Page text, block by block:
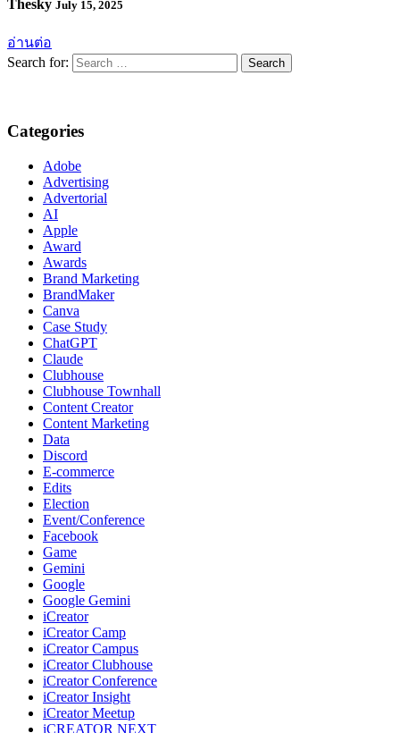
Thesky July 15, 2025
อ่านต่อ
Search for:
Categories
Adobe
Advertising
Advertorial
AI
Apple
Award
Awards
Brand Marketing
BrandMaker
Canva
Case Study
ChatGPT
Claude
Clubhouse
Clubhouse Townhall
Content Creator
Content Marketing
Data
Discord
E-commerce
Edits
Election
Event/Conference
Facebook
Game
Gemini
Google
Google Gemini
iCreator
iCreator Camp
iCreator Campus
iCreator Clubhouse
iCreator Conference
iCreator Insight
iCreator Meetup
iCREATOR NEXT